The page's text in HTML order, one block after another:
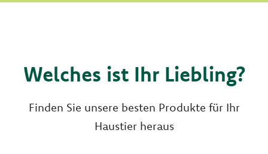
Welches ist Ihr Liebling?
Finden Sie unsere besten Produkte für Ihr
Haustier heraus